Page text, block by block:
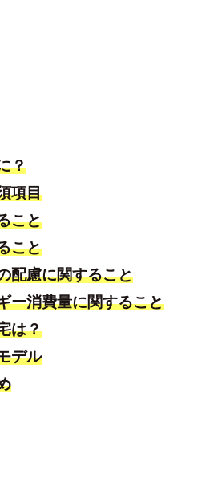
？
項目
こと
こと
配慮に関すること
ー消費量に関すること
は？
デル